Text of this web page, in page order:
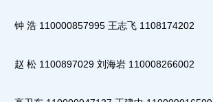
钟 浩 110000857995 王志飞 1108174202
赵 松 1100897029 刘海岩 110008266002